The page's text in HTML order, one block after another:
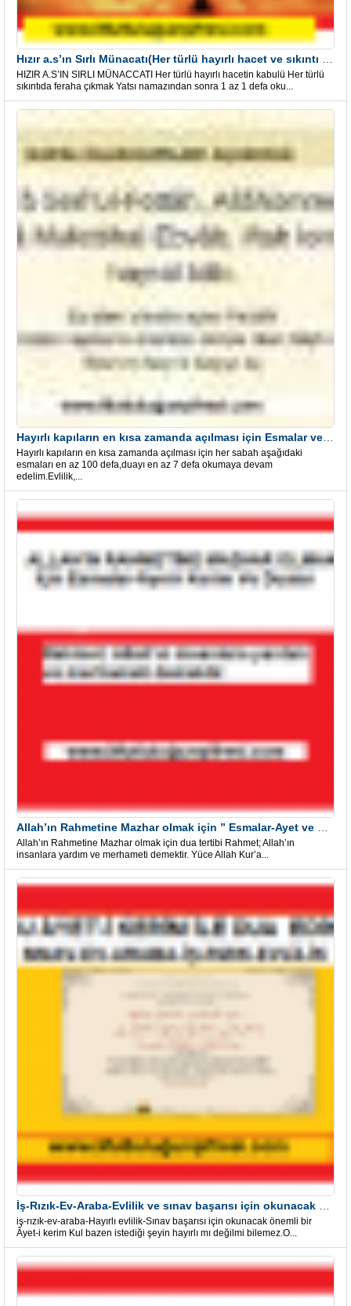
HIZIR A.S’IN SIRLI MÜNACCATI Her türlü hayırlı hacetin kabulü Her türlü
sıkıntıda feraha çıkmak Yatsı namazından sonra 1 az 1 defa oku...
Hayırlı kapıların en kısa zamanda açılması için her sabah aşağıdaki
esmaları en az 100 defa,duayı en az 7 defa okumaya devam
edelim.Evlilik,...
Allah’ın Rahmetine Mazhar olmak için dua tertibi Rahmet; Allah’ın
insanlara yardım ve merhameti demektir. Yüce Allah Kur’a...
iş-rızık-ev-araba-Hayırlı evlilik-Sınav başarısı için okunacak önemli bir
Âyet-i kerim Kul bazen istediği şeyin hayırlı mı değilmi bilemez.O...